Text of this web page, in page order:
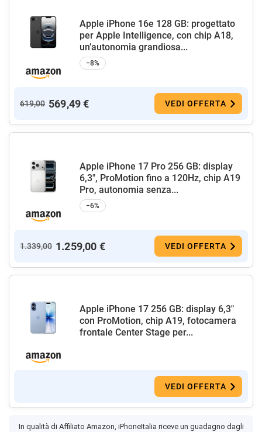
Apple iPhone 16e 128 GB: progettato
per Apple Intelligence, con chip A18,
un’autonomia grandiosa...
−8%
619,00 569,49 € VEDI OFFERTA
Apple iPhone 17 Pro 256 GB: display
6,3", ProMotion fino a 120Hz, chip A19
Pro, autonomia senza...
−6%
1.339,00 1.259,00 € VEDI OFFERTA
Apple iPhone 17 256 GB: display 6,3"
con ProMotion, chip A19, fotocamera
frontale Center Stage per...
VEDI OFFERTA
In qualità di Affiliato Amazon, iPhoneItalia riceve un guadagno dagli